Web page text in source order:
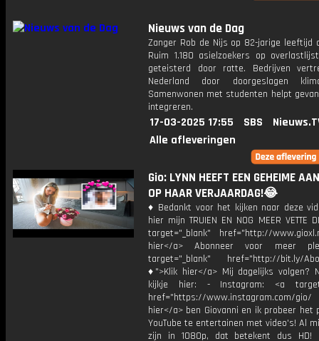
Nieuws van de Dag
Zanger Rob de Nijs op 82-jarige leeftijd
Ruim 1.180 asielzoekers op
geteisterd door ratte. Bedrijven
Nederland door doorgeslagen
Samenwonen met studenten helpt
integreren.
17-03-2025 17:55 SBS
Alle afleveringen
Gio: LYNN HEEFT EEN GEHEIME
OP HAAR VERJAARDAG!😂
♦ Bedankt voor het kijken naar deze
hier mijn TRUIEN EN NOG MEER VETTE
target="_blank" href="http://
hier</a> Abonneer voor meer
target="_blank" href="http://bit.ly/
♦">Klik hier</a> Mij dagelijks volgen?
kijkje hier: - Instagram: <a
href="https://www.instagram.com/
hier</a> ben Giovanni en ik probeer het
YouTube te entertainen met video's! Al
zijn in 1080p, dat betekent dus HD!